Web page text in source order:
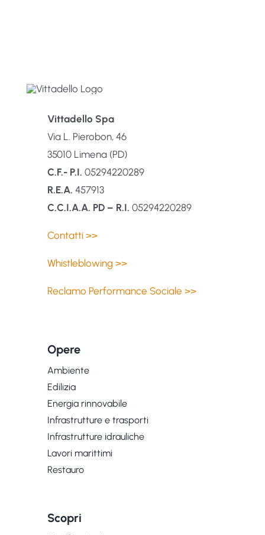
Vittadello Spa
Via L. Pierobon, 46
35010 Limena (PD)
C.F.- P.I. 05294220289
R.E.A. 457913
C.C.I.A.A. PD – R.I. 05294220289
Contatti >>
Whistleblowing >>
Reclamo Performance Sociale >>
Opere
Ambiente
Edilizia
Energia rinnovabile
Infrastrutture e trasporti
Infrastrutture idrauliche
Lavori marittimi
Restauro
Scopri